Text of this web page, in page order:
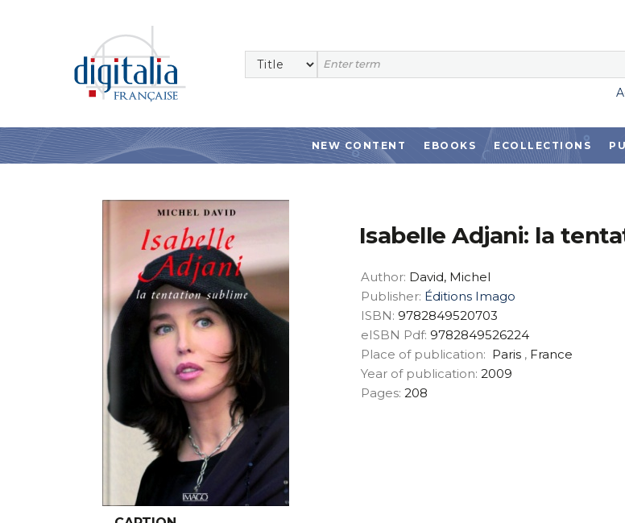
NEW CONTENT EBOOKS ECOLLECTIONS
Isabelle Adjani: la
Author: David, Michel
Publisher: Éditions Imago
ISBN: 9782849520703
eISBN Pdf: 9782849526224
Place of publication: Paris, France
Year of publication: 2009
Pages: 208